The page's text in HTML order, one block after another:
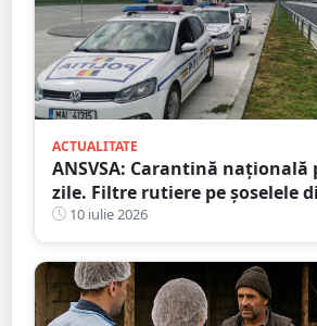
ACTUALITATE
ANSVSA: Carantină națională
zile. Filtre rutiere pe șoselele
10 iulie 2026